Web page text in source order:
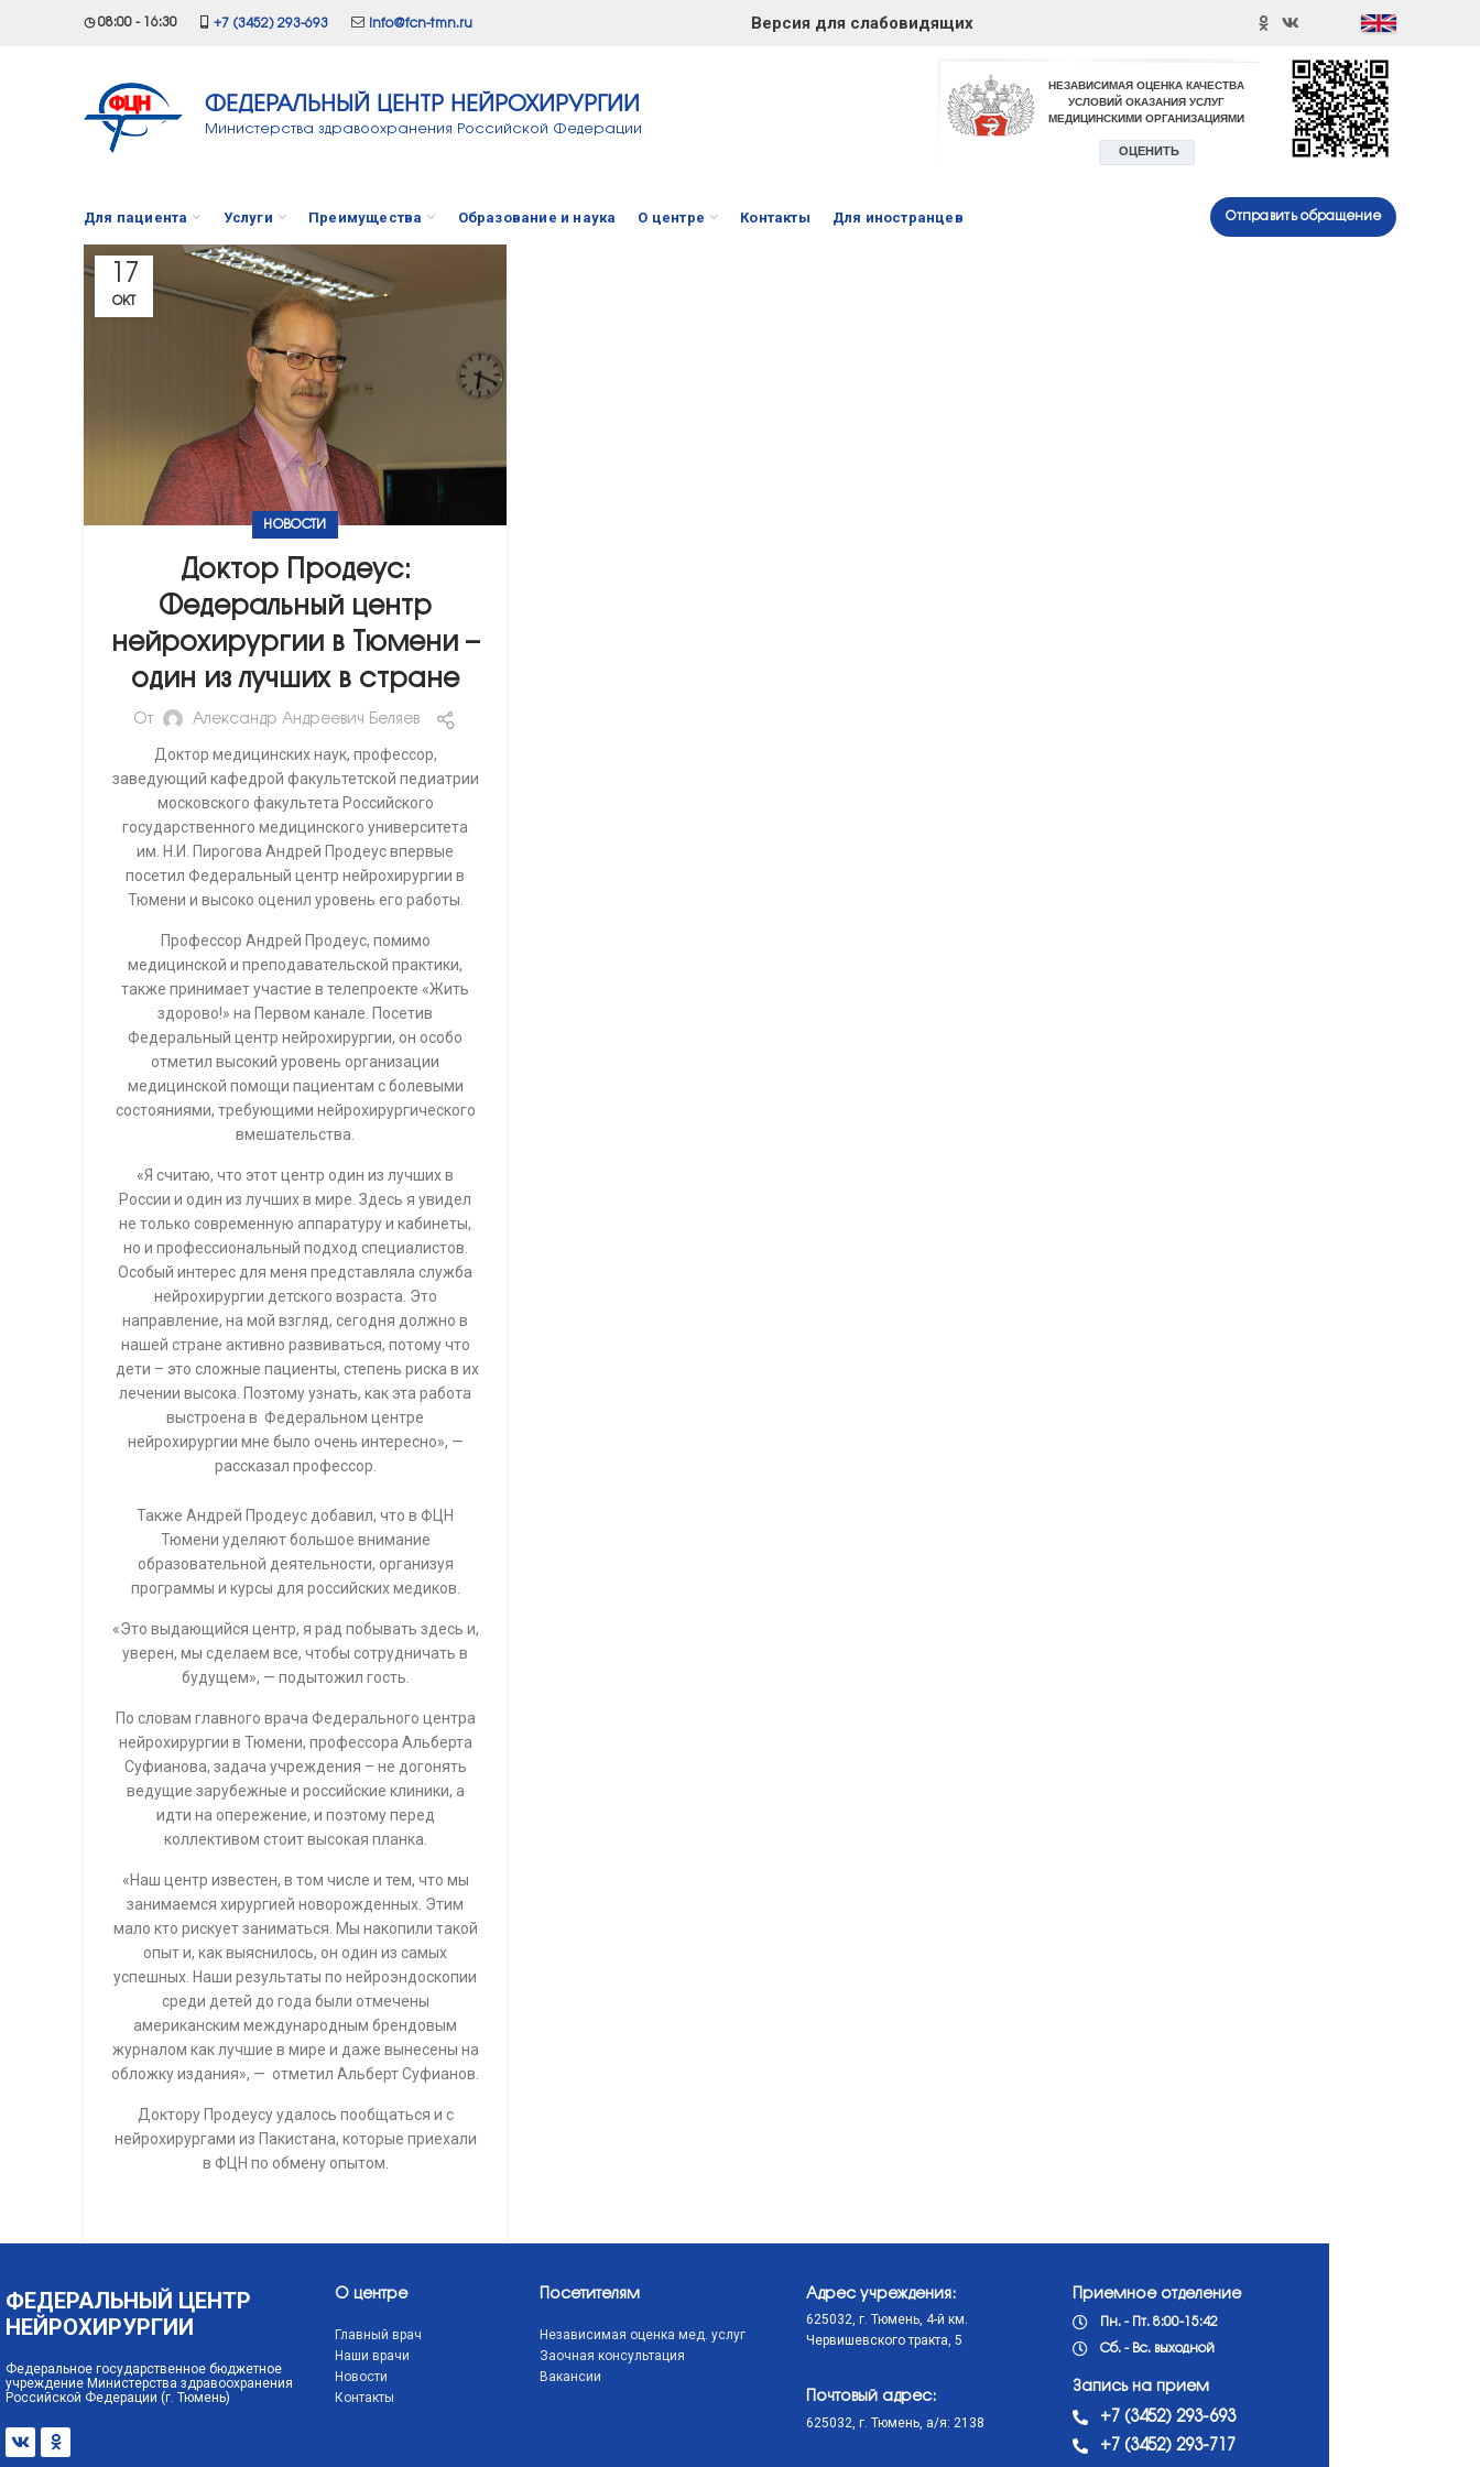
◷ 08:00 - 16:30 +7 (3452) 293-693 info@fcn-tmn.ru Версия для слабовидящих
ФЕДЕРАЛЬНЫЙ ЦЕНТР НЕЙРОХИРУРГИИ
Министерства здравоохранения Российской Федерации
Для пациента Услуги Преимущества Образование и наука О центре Контакты Для иностранцев Отправить обращение
17
ОКТ
НОВОСТИ
Доктор Продеус:
Федеральный центр
нейрохирургии в Тюмени –
один из лучших в стране
От Александр Андреевич Беляев
Доктор медицинских наук, профессор,
заведующий кафедрой факультетской педиатрии
московского факультета Российского
государственного медицинского университета
им. Н.И. Пирогова Андрей Продеус впервые
посетил Федеральный центр нейрохирургии в
Тюмени и высоко оценил уровень его работы.
Профессор Андрей Продеус, помимо
медицинской и преподавательской практики,
также принимает участие в телепроекте «Жить
здорово!» на Первом канале. Посетив
Федеральный центр нейрохирургии, он особо
отметил высокий уровень организации
медицинской помощи пациентам с болевыми
состояниями, требующими нейрохирургического
вмешательства.
«Я считаю, что этот центр один из лучших в
России и один из лучших в мире. Здесь я увидел
не только современную аппаратуру и кабинеты,
но и профессиональный подход специалистов.
Особый интерес для меня представляла служба
нейрохирургии детского возраста. Это
направление, на мой взгляд, сегодня должно в
нашей стране активно развиваться, потому что
дети – это сложные пациенты, степень риска в их
лечении высока. Поэтому узнать, как эта работа
выстроена в Федеральном центре
нейрохирургии мне было очень интересно», —
рассказал профессор.
Также Андрей Продеус добавил, что в ФЦН
Тюмени уделяют большое внимание
образовательной деятельности, организуя
программы и курсы для российских медиков.
«Это выдающийся центр, я рад побывать здесь и,
уверен, мы сделаем все, чтобы сотрудничать в
будущем», — подытожил гость.
По словам главного врача Федерального центра
нейрохирургии в Тюмени, профессора Альберта
Суфианова, задача учреждения – не догонять
ведущие зарубежные и российские клиники, а
идти на опережение, и поэтому перед
коллективом стоит высокая планка.
«Наш центр известен, в том числе и тем, что мы
занимаемся хирургией новорожденных. Этим
мало кто рискует заниматься. Мы накопили такой
опыт и, как выяснилось, он один из самых
успешных. Наши результаты по нейроэндоскопии
среди детей до года были отмечены
американским международным брендовым
журналом как лучшие в мире и даже вынесены на
обложку издания», — отметил Альберт Суфианов.
Доктору Продеусу удалось пообщаться и с
нейрохирургами из Пакистана, которые приехали
в ФЦН по обмену опытом.
ФЕДЕРАЛЬНЫЙ ЦЕНТР
НЕЙРОХИРУРГИИ
Федеральное государственное бюджетное
учреждение Министерства здравоохранения
Российской Федерации (г. Тюмень)
О центре
Главный врач
Наши врачи
Новости
Контакты
Посетителям
Независимая оценка мед. услуг
Заочная консультация
Вакансии
Адрес учреждения:
625032, г. Тюмень, 4-й км.
Червишевского тракта, 5
Почтовый адрес:
625032, г. Тюмень, а/я: 2138
Приемное отделение
Пн. - Пт. 8:00-15:42
Сб. - Вс. выходной
Запись на прием
+7 (3452) 293-693
+7 (3452) 293-717